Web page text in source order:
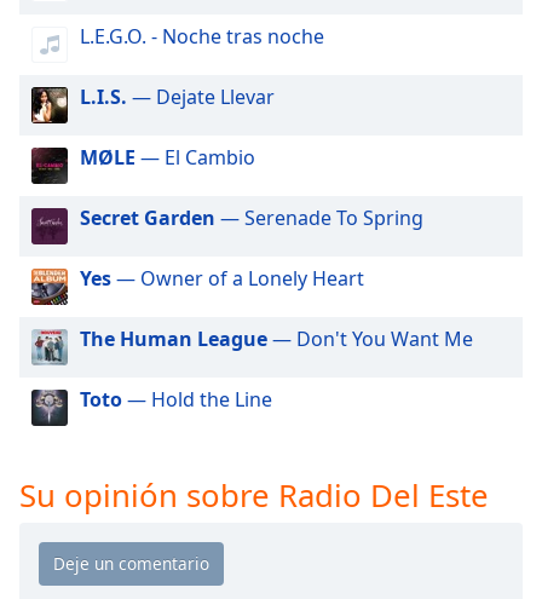
Fullscreen
window.
Beginning
dialog
window.
Escape
and
close
window.
L.E.G.O. - Noche tras noche
L.I.S. — Dejate Llevar
MØLE — El Cambio
Secret Garden — Serenade To Spring
Yes— Owner of a Lonely Heart
The Human League— Don't You Want Me
Toto— Hold the Line
Su opinión sobre Radio Del Este